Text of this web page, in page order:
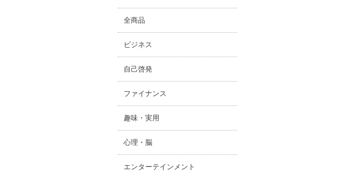
全商品
ビジネス
自己啓発
ファイナンス
趣味・実用
心理・脳
エンターテインメント